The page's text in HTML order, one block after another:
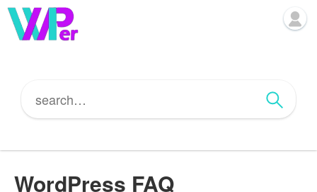
WordPress FAQ